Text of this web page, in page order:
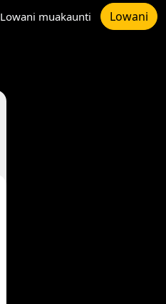
Lowani muakaunti Lowani